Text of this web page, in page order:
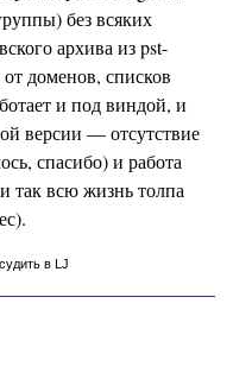
без всяких
архива из pst-
доменов, списков
и под виндой, и
версии — отсутствие
спасибо) и работа
так всю жизнь толпа
в LJ